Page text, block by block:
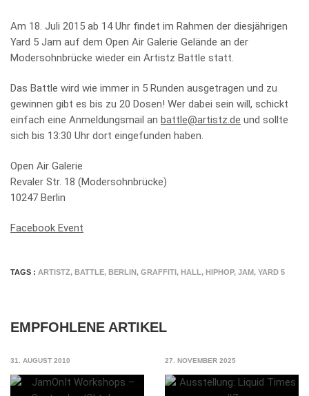
Am 18. Juli 2015 ab 14 Uhr findet im Rahmen der diesjährigen
Yard 5 Jam auf dem Open Air Galerie Gelände an der
Modersohnbrücke wieder ein Artistz Battle statt.
Das Battle wird wie immer in 5 Runden ausgetragen und zu
gewinnen gibt es bis zu 20 Dosen! Wer dabei sein will, schickt
einfach eine Anmeldungsmail an battle@artistz.de und sollte
sich bis 13:30 Uhr dort eingefunden haben.
Open Air Galerie
Revaler Str. 18 (Modersohnbrücke)
10247 Berlin
Facebook Event
TAGS : ARTISTZ, BATTLE, BERLIN, GRAFFITI, HALL , HIPHOP, JAM, YARD 5
EMPFOHLENE ARTIKEL
31. AUGUST 2010 27. NOVEMBER 2025